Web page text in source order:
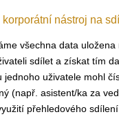
nástroj na
všechna data
sdílet a získat tím
jednoho uživatele mohl
(např. asistent/ka za
přehledového